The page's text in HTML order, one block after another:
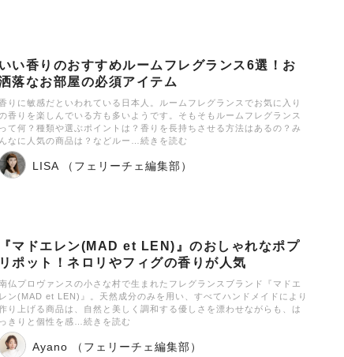
い香りのおすすめルームフレグランス6選！お
落なお部屋の必須アイテム
りに敏感だといわれている日本人。ルームフレグランスでお気に入り
香りを楽しんでいる方も多いようです。そもそもルームフレグランス
て何？種類や選ぶポイントは？香りを長持ちさせる方法はあるの？み
なに人気の商品は？などルー…続きを読む
LISA （フェリーチェ編集部）
マドエレン(MAD et LEN)』のおしゃれなポプ
ポット！ネロリやフィグの香りが人気
仏プロヴァンスの小さな村で生まれたフレグランスブランド『マドエ
ン(MAD et LEN)』。天然成分のみを用い、すべてハンドメイドにより
り上げる商品は、自然と美しく調和する優しさを漂わせながらも、は
きりと個性を感…続きを読む
Ayano （フェリーチェ編集部）